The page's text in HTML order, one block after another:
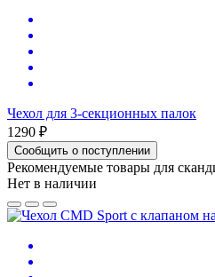
Чехол для 3-секционных палок
1290 ₽
Сообщить о поступлении
Рекомендуемые товары для
Нет в наличии